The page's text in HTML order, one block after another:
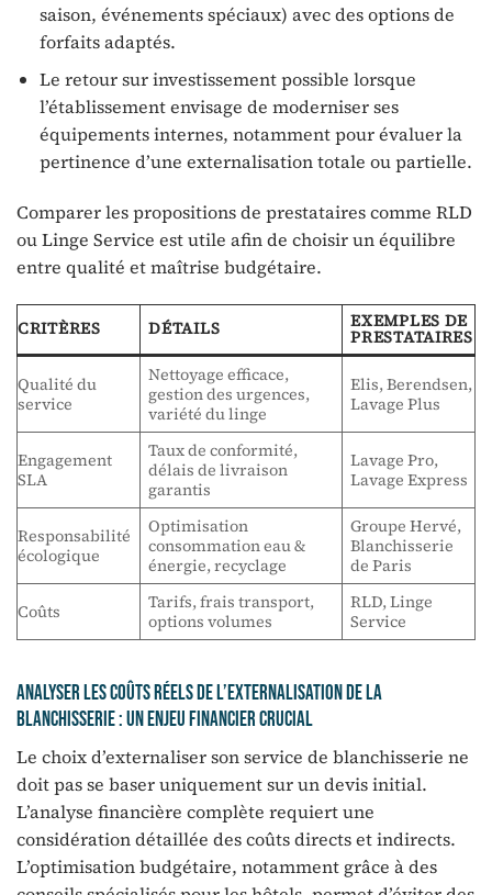
saison, événements spéciaux) avec des options de
forfaits adaptés.
Le retour sur investissement possible lorsque
l’établissement envisage de moderniser ses
équipements internes, notamment pour évaluer la
pertinence d’une externalisation totale ou partielle.
Comparer les propositions de prestataires comme RLD
ou Linge Service est utile afin de choisir un équilibre
entre qualité et maîtrise budgétaire.
CRITÈRES DÉTAILS EXEMPLES DE
PRESTATAIRES
Qualité du
service
Nettoyage efficace,
gestion des urgences,
variété du linge
Elis, Berendsen,
Lavage Plus
Engagement
SLA
Taux de conformité,
délais de livraison
garantis
Lavage Pro,
Lavage Express
Responsabilité
écologique
Optimisation
consommation eau &
énergie, recyclage
Groupe Hervé,
Blanchisserie
de Paris
Coûts
Tarifs, frais transport,
options volumes
RLD, Linge
Service
Analyser les coûts réels de l’externalisation de la
blanchisserie : un enjeu financier crucial
Le choix d’externaliser son service de blanchisserie ne
doit pas se baser uniquement sur un devis initial.
L’analyse financière complète requiert une
considération détaillée des coûts directs et indirects.
L’optimisation budgétaire, notamment grâce à des